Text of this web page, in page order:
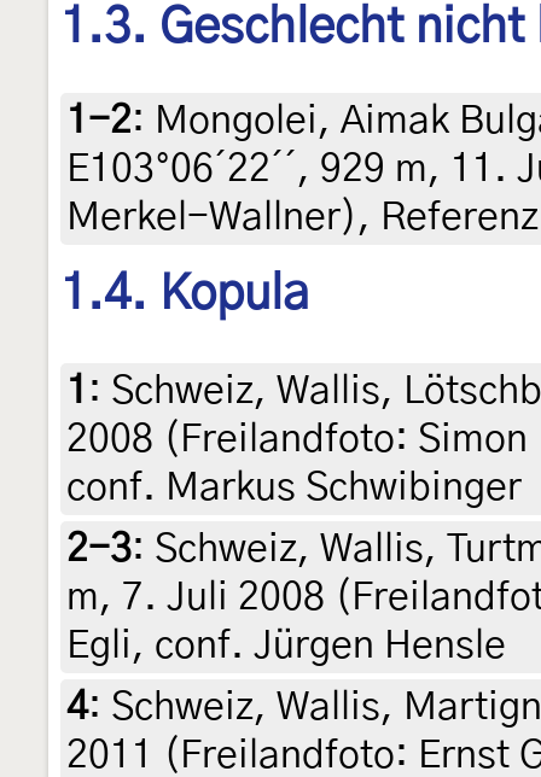
1.3. Geschlecht nicht
1-2: Mongolei, Aimak
E103°06´22´´, 929 m,
Merkel-Wallner),
1.4. Kopula
1 : Schweiz, Wallis,
2008 (Freilandfoto:
conf. Markus Schwibinger
2-3: Schweiz, Wallis,
m, 7. Juli 2008
Egli, conf. Jürgen Hensle
4: Schweiz, Wallis,
2011 (Freilandfoto: Ernst